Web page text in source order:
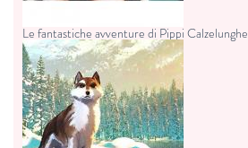
Le fantastiche avventure di Pippi Calzelunghe